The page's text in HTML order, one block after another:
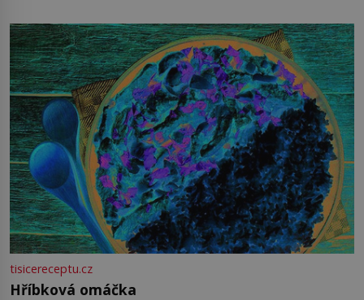
tisicereceptu.cz
Hříbková omáčka